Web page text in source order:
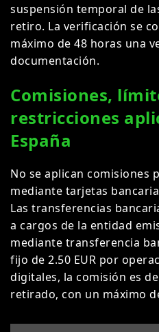
suspensión temporal de
retiro. La verificación se
máximo de 48 horas una
documentación.
Comisiones,
restricciones
España
No se aplican comisiones
mediante tarjetas
Las transferencias
a cargos de la entidad
mediante transferencia
fijo de 2.50 EUR por
digitales, la comisión es
retirado, con un máximo